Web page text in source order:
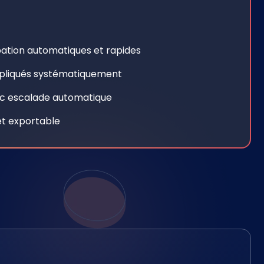
automatiques et rapides
systématiquement
escalade automatique
exportable